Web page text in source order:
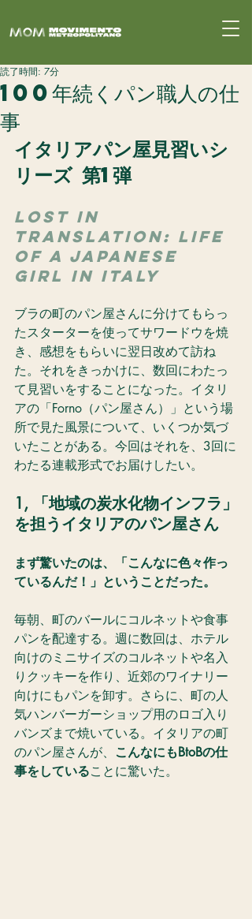
100年続くパン職人の仕
事
読了時間: 7分
イタリアパン屋見習いシ
リーズ 第1弾
LOST IN
TRANSLATION: LIFE
OF A JAPANESE
GIRL IN ITALY
ブラの町のパン屋さんに分けてもらっ
たスターターを使ってサワードウを焼
き、感想をもらいに翌日改めて訪ね
た。それをきっかけに、数回にわたっ
て見習いをすることになった。イタリ
アの「Forno（パン屋さん）」という場
所で見た風景について、いくつか気づ
いたことがある。今回はそれを、3回に
わたる連載形式でお届けしたい。
1, 「地域の炭水化物インフラ」
を担うイタリアのパン屋さん
まず驚いたのは、「こんなに色々作っ
ているんだ！」ということだった。
毎朝、町のバールにコルネットや食事
パンを配達する。週に数回は、ホテル
向けのミニサイズのコルネットや名入
りクッキーを作り、近郊のワイナリー
向けにもパンを卸す。さらに、町の人
気ハンバーガーショップ用のロゴ入り
バンズまで焼いている。イタリアの町
のパン屋さんが、 こんなにもBtoBの仕
事をしていることに驚いた。